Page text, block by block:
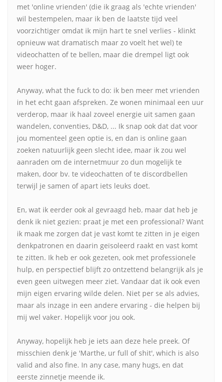
met 'online vrienden' (die ik graag als 'echte vrienden'
wil bestempelen, maar ik ben de laatste tijd veel
voorzichtiger omdat ik mijn hart te snel verlies - klinkt
opnieuw wat dramatisch maar zo voelt het wel) te
videochatten of te bellen, maar die drempel ligt ook
weer hoger.
Anyway, what the fuck to do: ik ben meer met vrienden
in het echt gaan afspreken. Ze wonen minimaal een uur
verderop, maar ik haal zoveel energie uit samen gaan
wandelen, conventies, D&D, ... Ik snap ook dat dat voor
jou momenteel geen optie is, en dan is online gaan
zoeken natuurlijk geen slecht idee, maar ik zou wel
aanraden om de internetmuur zo dun mogelijk te
maken, door bv. te videochatten of te discordbellen
terwijl je samen of apart iets leuks doet.
En, wat ik eerder ook al gevraagd heb, maar dat heb je
denk ik niet gezien: praat je met een professional? Want
ik maak me zorgen dat je vast komt te zitten in je eigen
denkpatronen en daarin geïsoleerd raakt en vast komt
te zitten. Ik heb er ook gezeten, ook met professionele
hulp, en perspectief blijft zo ontzettend belangrijk als je
even geen uitwegen meer ziet. Vandaar dat ik ook even
mijn eigen ervaring wilde delen. Niet per se als advies,
maar als inzage in een andere ervaring - die helpen bij
mij wel vaker. Hopelijk voor jou ook.
Anyway, hopelijk heb je iets aan deze hele preek. Of
misschien denk je 'Marthe, ur full of shit', which is also
valid and also fine. In any case, many hugs, en dat
eerste zinnetje meende ik.